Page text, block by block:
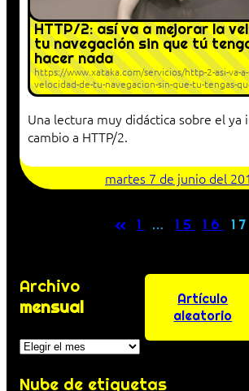
HTTP/2: así va a mejorar la
tu navegación sin que tú
hacer nada
https://www.xataka.com/servicios/http-2-asi-va-
velocidad-de-tu-navegacion-sin-que-tu-tengas-
Una lectura muy didáctica sobre el ya
cambio a HTTP/2.
martes 7 de junio del
« 1 … 15 16 17
Archivo
mensual
Archivos
Artículo
aleatorio
Nube de etiquetas